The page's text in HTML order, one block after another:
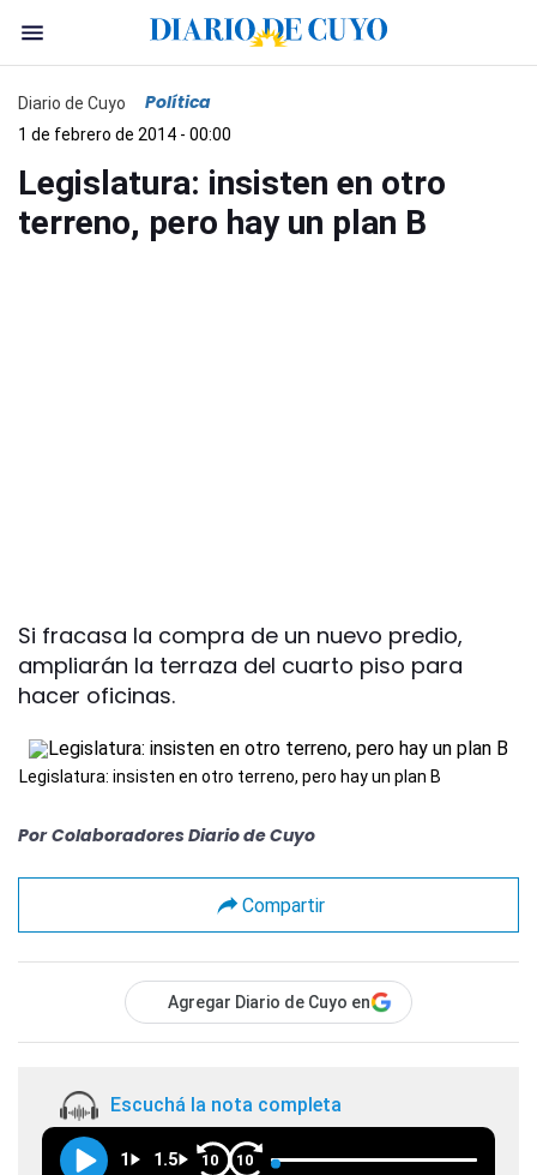
Diario de Cuyo Política
1 de febrero de 2014 - 00:00
Legislatura: insisten en otro
terreno, pero hay un plan B
Si fracasa la compra de un nuevo predio,
ampliarán la terraza del cuarto piso para
hacer oficinas.
Legislatura: insisten en otro terreno, pero hay un plan B
Por Colaboradores Diario de Cuyo
Compartir
Agregar Diario de Cuyo en
Escuchá la nota completa
1 1.5 10 10